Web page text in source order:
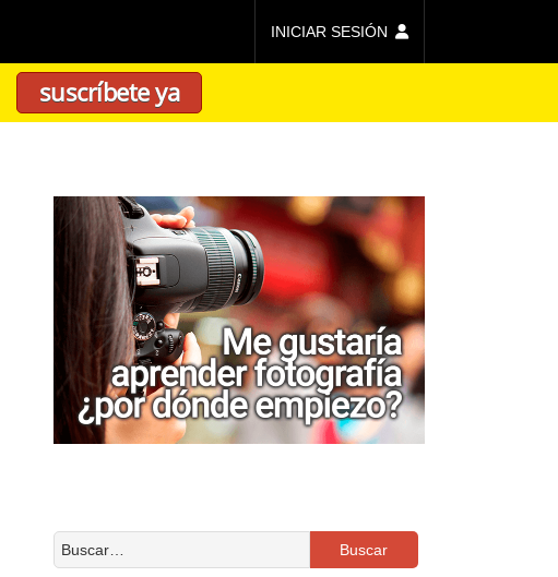
INICIAR SESIÓN
suscríbete ya